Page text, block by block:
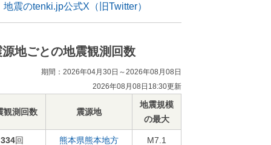
地震のtenki.jp公式X（旧Twitter）
源地ごとの地震観測回数
期間：2026年04月30日～2026年08月08日
2026年08月08日18:30更新
観測回数 震源地
地震規模
の最大
334回 熊本県熊本地方 M7.1